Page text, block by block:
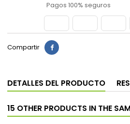
Pagos 100% seguros
Compartir
DETALLES DEL PRODUCTO
15 OTHER PRODUCTS IN THE